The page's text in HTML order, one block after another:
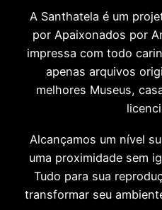
A Santhatela é um
por Apaixonados por
impressa com todo
apenas arquivos
melhores Museus,
Alcançamos um nível
uma proximidade sem
Tudo para sua
transformar seu